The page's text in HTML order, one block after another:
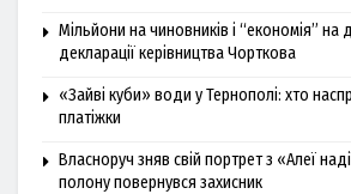
Мільйони на чиновників і “економія” на
декларації керівництва Чорткова
«Зайві куби» води у Тернополі: хто
платіжки
Власноруч зняв свій портрет з «Алеї
полону повернувся захисник